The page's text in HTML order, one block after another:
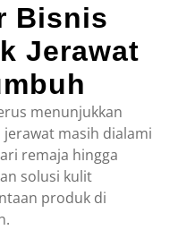
Bisnis
Jerawat
menunjukkan
masih dialami
remaja hingga
solusi kulit
produk di